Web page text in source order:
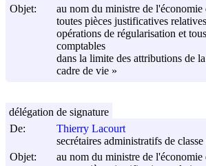
Objet:
au nom du ministre de l'économie
toutes pièces justificatives
opérations de régularisation et
comptables
dans la limite des attributions de
cadre de vie »
De:
Thierry Lacourt
secrétaires administratifs de
Objet:
au nom du ministre de l'économie
délégation de signature